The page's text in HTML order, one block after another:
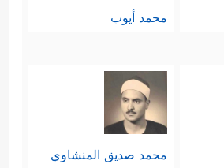
محمد أيوب
محمد صديق المنشاوي